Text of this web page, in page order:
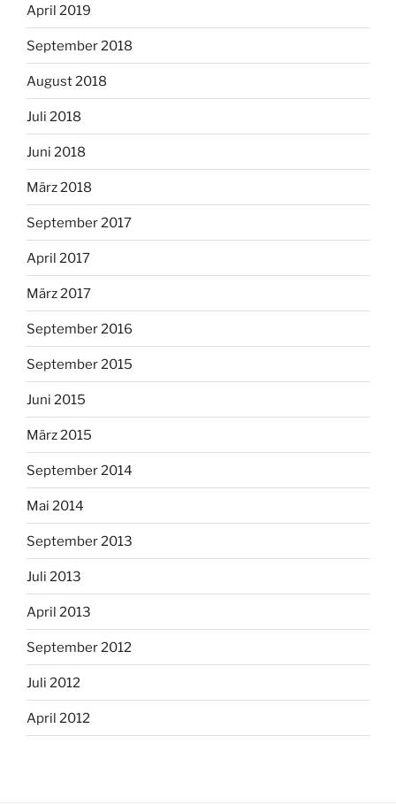
April 2019
September 2018
August 2018
Juli 2018
Juni 2018
März 2018
September 2017
April 2017
März 2017
September 2016
September 2015
Juni 2015
März 2015
September 2014
Mai 2014
September 2013
Juli 2013
April 2013
September 2012
Juli 2012
April 2012